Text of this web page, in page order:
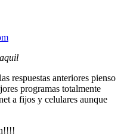
respuestas anteriores pienso
programas totalmente
a fijos y celulares aunque